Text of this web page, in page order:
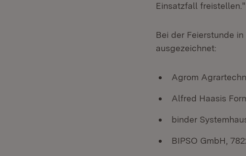
Einsatzfall freistellen."
Bei der Feierstunde
ausgezeichnet:
Agrom
Alfred Haasis
binder
BIPSO GmbH,